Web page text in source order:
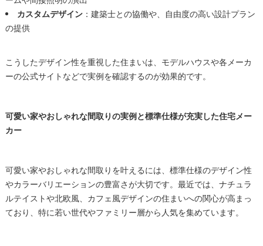
カスタムデザイン：建築士との協働や、自由度の高い設計プラン
の提供
こうしたデザイン性を重視した住まいは、モデルハウスや各メーカ
ーの公式サイトなどで実例を確認するのが効果的です。
可愛い家やおしゃれな間取りの実例と標準仕様が充実した住宅メー
カー
可愛い家やおしゃれな間取りを叶えるには、標準仕様のデザイン性
やカラーバリエーションの豊富さが大切です。最近では、ナチュラ
ルテイストや北欧風、カフェ風デザインの住まいへの関心が高まっ
ており、特に若い世代やファミリー層から人気を集めています。